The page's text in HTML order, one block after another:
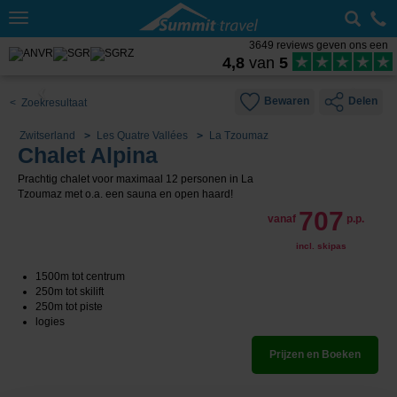
Toggle
3649 reviews geven ons een
4,8 van 5
< Zoekresultaat Bewaren Delen
Zwitserland Les Quatre Vallées La Tzoumaz
Chalet Alpina
Prachtig chalet voor maximaal 12 personen in La
Tzoumaz met o.a. een sauna en open haard!
vanaf 707 p.p.
incl. skipas
1500m tot centrum
250m tot skilift
250m tot piste
logies
Prijzen en Boeken